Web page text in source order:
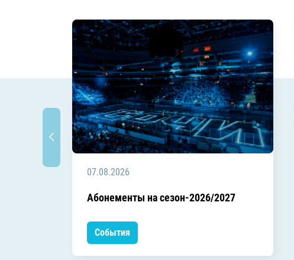
07.08.2026
Абонементы на сезон-2026/2027
События